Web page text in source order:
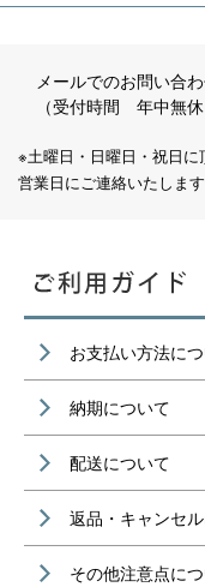
メールでのお問い合
（受付時間 年中無休
※土曜日・日曜日・祝日
営業日にご連絡いたします
お支払い方法に
納期について
配送について
返品・キャンセ
その他注意点に